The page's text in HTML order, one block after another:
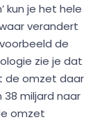
kun je het hele
verandert
de
zie je dat
de omzet daar
38 miljard naar
omzet